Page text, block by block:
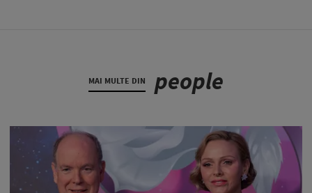
MAI MULTE DIN people